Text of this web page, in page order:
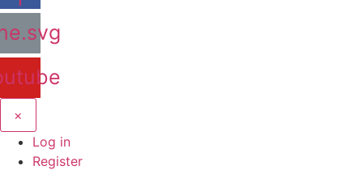
×
Log in
Register